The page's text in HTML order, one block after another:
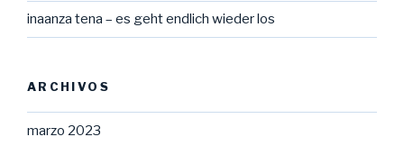
inaanza tena – es geht endlich wieder los
ARCHIVOS
marzo 2023